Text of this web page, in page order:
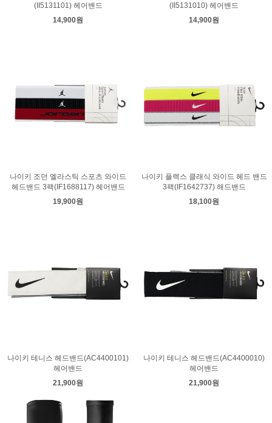
(II5131101) 헤어밴드
14,900원
(II5131010) 헤어밴드
14,900원
나이키 조던 엘라스틱 스포츠 와이드
헤드밴드 3팩(IF1688117) 헤어밴드
19,900원
나이키 플렉스 클래식 와이드 헤드 밴드
3팩(IF1642737) 해드밴드
18,100원
나이키 테니스 헤드밴드(AC4400101)
헤어밴드
21,900원
나이키 테니스 헤드밴드(AC4400010)
헤어밴드
21,900원